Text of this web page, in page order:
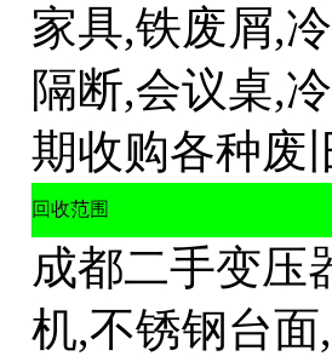
家具,铁废屑,
隔断,会议桌,
期收购各种废
回收范围
成都二手变压
机,不锈钢台